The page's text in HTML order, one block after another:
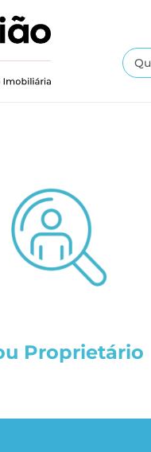
Proprietário